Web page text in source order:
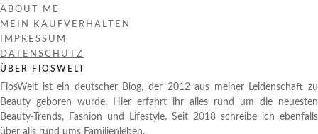
ABOUT ME
MEIN KAUFVERHALTEN
IMPRESSUM
DATENSCHUTZ
ÜBER FIOSWELT
FiosWelt ist ein deutscher Blog, der 2012 aus meiner Leidenschaft zu
Beauty geboren wurde. Hier erfahrt ihr alles rund um die neuesten
Beauty-Trends, Fashion und Lifestyle. Seit 2018 schreibe ich ebenfalls
über alls rund ums Familienleben.